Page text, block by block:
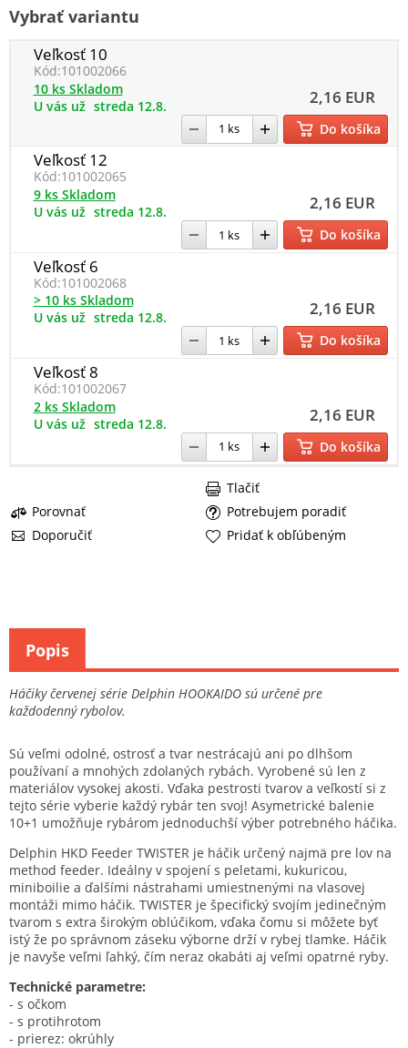
Vybrať variantu
Veľkosť 10
Kód:101002066
2,16 EUR
10 ks Skladom
U vás už streda 12.8.
Do košíka
Veľkosť 12
Kód:101002065
2,16 EUR
9 ks Skladom
U vás už streda 12.8.
Do košíka
Veľkosť 6
Kód:101002068
2,16 EUR
> 10 ks Skladom
U vás už streda 12.8.
Do košíka
Veľkosť 8
Kód:101002067
2,16 EUR
2 ks Skladom
U vás už streda 12.8.
Do košíka
Porovnať
Potrebujem poradiť
Doporučiť
Tlačiť
Pridať k obľúbeným
Háčiky červenej série Delphin HOOKAIDO sú určené pre
každodenný rybolov.
Sú veľmi odolné, ostrosť a tvar nestrácajú ani po dlhšom
používaní a mnohých zdolaných rybách. Vyrobené sú len z
materiálov vysokej akosti. Vďaka pestrosti tvarov a veľkostí si z
tejto série vyberie každý rybár ten svoj! Asymetrické balenie
10+1 umožňuje rybárom jednoduchší výber potrebného háčika.
Delphin HKD Feeder TWISTER je háčik určený najmä pre lov na
method feeder. Ideálny v spojení s peletami, kukuricou,
miniboilie a ďalšími nástrahami umiestnenými na vlasovej
montáži mimo háčik. TWISTER je špecifický svojím jedinečným
tvarom s extra širokým oblúčikom, vďaka čomu si môžete byť
istý že po správnom záseku výborne drží v rybej tlamke. Háčik
je navyše veľmi ľahký, čím neraz okabáti aj veľmi opatrné ryby.
Technické parametre:
- s očkom
- s protihrotom
- prierez: okrúhly
Popis